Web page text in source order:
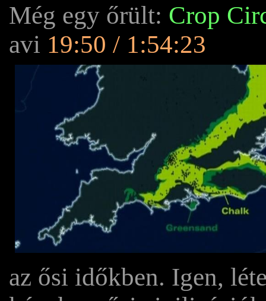
Még egy őrült: Crop
avi 19:50 / 1:54:23
az ősi időkben. Igen,